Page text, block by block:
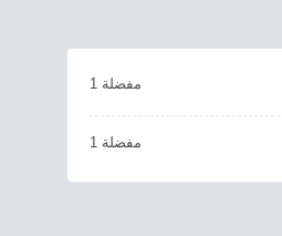
1 مفضلة
1 مفضلة